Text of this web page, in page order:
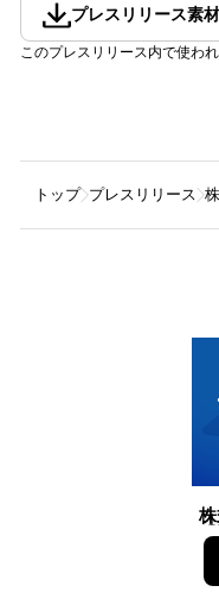
プレスリリース素材
このプレスリリース内で使わ
トップ プレスリリース